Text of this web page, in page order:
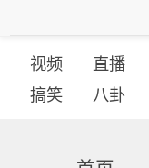
视频 直播
搞笑
八卦